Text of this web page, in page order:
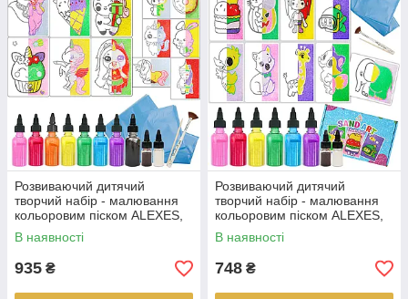
Розвиваючий дитячий
творчий набір - малювання
кольоровим піском ALEXES,
12 картинок
В наявності
935 ₴
Розвиваючий дитячий
творчий набір - малювання
кольоровим піском ALEXES,
9 картинок
В наявності
748 ₴